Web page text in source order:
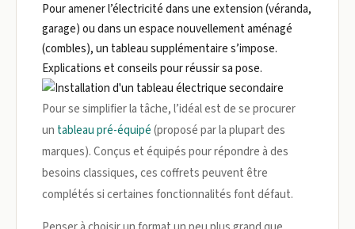
Pour amener l’électricité dans une extension (véranda,
garage) ou dans un espace nouvellement aménagé
(combles), un tableau supplémentaire s’impose.
Explications et conseils pour réussir sa pose.
Pour se simplifier la tâche, l’idéal est de se procurer
un tableau pré-équipé(proposé par la plupart des
marques). Conçus et équipés pour répondre à des
besoins classiques, ces coffrets peuvent être
complétés si certaines fonctionnalités font défaut.